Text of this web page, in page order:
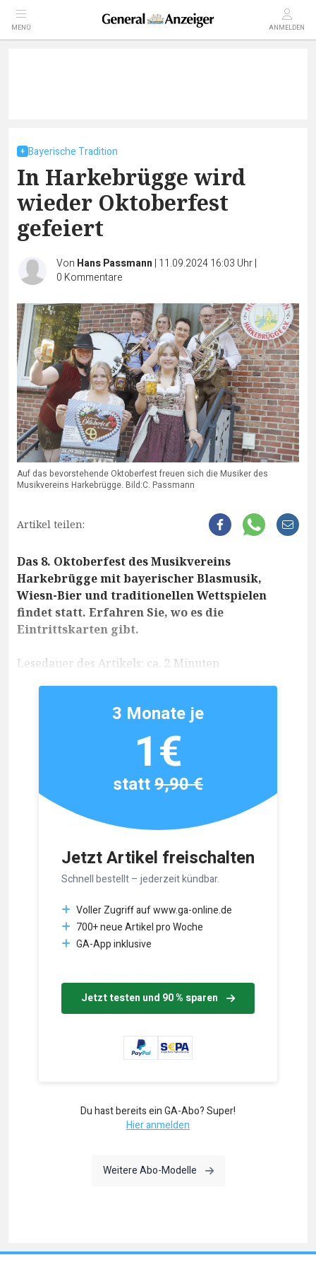
MENÜ ANMELDEN
Bayerische Tradition
In Harkebrügge wird
wieder Oktoberfest
gefeiert
Von Hans Passmann | 11.09.2024 16:03 Uhr|
0 Kommentare
Auf das bevorstehende Oktoberfest freuen sich die Musiker des
Musikvereins Harkebrügge. Bild:C. Passmann
Artikel teilen:
Das 8. Oktoberfest des Musikvereins
Harkebrügge mit bayerischer Blasmusik,
Wiesn-Bier und traditionellen Wettspielen
findet statt. Erfahren Sie, wo es die
Eintrittskarten gibt.
Lesedauer des Artikels: ca. 2 Minuten
Jetzt Artikel freischalten
Schnell bestellt – jederzeit kündbar.
Voller Zugriff auf www.ga-online.de
700+ neue Artikel pro Woche
GA-App inklusive
Jetzt testen und 90 % sparen
3 Monate je
1€
statt9,90 €
Du hast bereits ein GA-Abo? Super!
Hier anmelden
Weitere Abo-Modelle